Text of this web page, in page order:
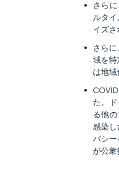
さら
ルタ
イズ
さら
域を
は地
た。
る他
感染
バシ
が公